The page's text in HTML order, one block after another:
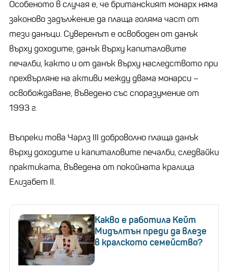
Особеното в случая е, че британският монарх няма
законово задължение да плаща голяма част от
тези данъци. Суверенът е освободен от данък
върху доходите, данък върху капиталовите
печалби, както и от данък върху наследството при
прехвърляне на активи между двама монарси –
освобождаване, въведено със споразумение от
1993 г.
Въпреки това Чарлз III доброволно плаща данък
върху доходите и капиталовите печалби, следвайки
практиката, въведена от покойната кралица
Елизабет II.
Какво е работила Кейт
Мидълтън преди да влезе
в кралското семейство?